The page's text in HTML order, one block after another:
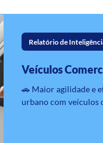
Relatório de
Veículos
🚗 Maior agilidade e
urbano com veículos